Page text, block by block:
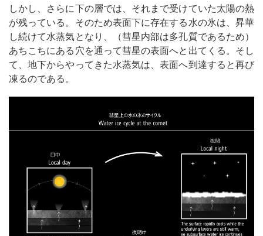
しかし、さらに下の層では、それまで受けていた太陽の熱
が残っている。そのため表面下に存在する水の氷は、昇華
し続けて水蒸気となり、（彗星内部は多孔質であるため）
あちこちにある穴を通って彗星の表面へと出てくる。そし
て、地下からやってきた水蒸気は、表面へ到達すると再び
凍るのである。